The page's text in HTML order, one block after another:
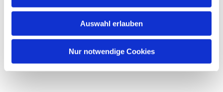
Auswahl erlauben
Nur notwendige Cookies